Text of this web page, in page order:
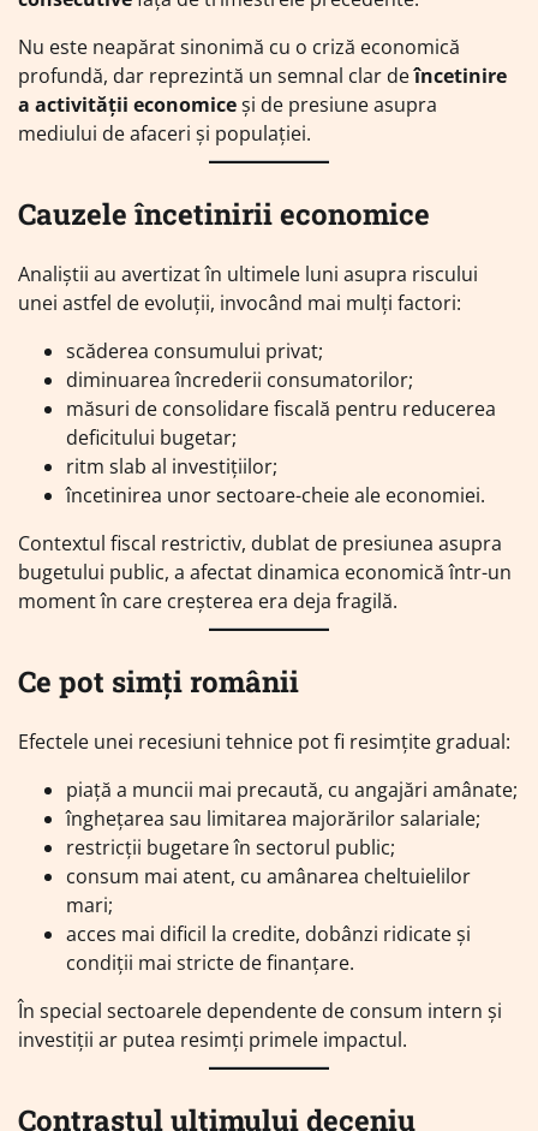
Nu este neapărat sinonimă cu o criză economică
profundă, dar reprezintă un semnal clar deîncetinire
a activității economiceși de presiune asupra
mediului de afaceri și populației.
Cauzele încetinirii economice
Analiștii au avertizat în ultimele luni asupra riscului
unei astfel de evoluții, invocând mai mulți factori:
scăderea consumului privat;
diminuarea încrederii consumatorilor;
măsuri de consolidare fiscală pentru reducerea
deficitului bugetar;
ritm slab al investițiilor;
încetinirea unor sectoare-cheie ale economiei.
Contextul fiscal restrictiv, dublat de presiunea asupra
bugetului public, a afectat dinamica economică într-un
moment în care creșterea era deja fragilă.
Ce pot simți românii
Efectele unei recesiuni tehnice pot fi resimțite gradual:
piață a muncii mai precaută, cu angajări amânate;
înghețarea sau limitarea majorărilor salariale;
restricții bugetare în sectorul public;
consum mai atent, cu amânarea cheltuielilor
mari;
acces mai dificil la credite, dobânzi ridicate și
condiții mai stricte de finanțare.
În special sectoarele dependente de consum intern și
investiții ar putea resimți primele impactul.
Contrastul ultimului deceniu